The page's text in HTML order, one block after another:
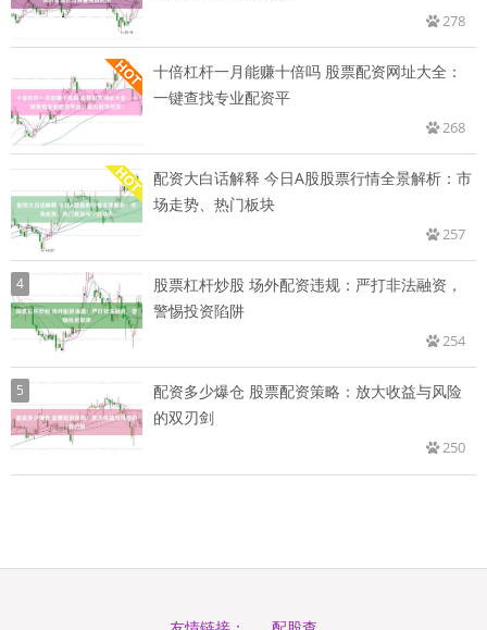
278
十倍杠杆一月能赚十倍吗 股票配资网址大全：
一键查找专业配资平
268
配资大白话解释 今日A股股票行情全景解析：市
场走势、热门板块
257
4
股票杠杆炒股 场外配资违规：严打非法融资，
警惕投资陷阱
254
5
配资多少爆仓 股票配资策略：放大收益与风险
的双刃剑
250